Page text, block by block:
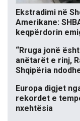
Ekstradimi në
Amerikane:
keqpërdorin
“Rruga jonë
anëtarët e rinj,
Shqipëria
Europa digjet
rekordet e
nxehtësia